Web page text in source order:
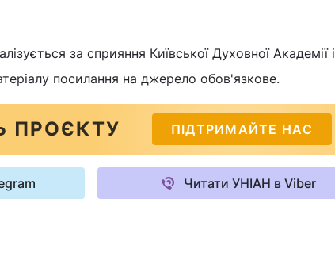
за сприяння Київської Духовної Академії і
посилання на джерело обов'язкове.
ПРОЄКТУ ПІДТРИМАЙТЕ НАС
Читати УНІАН в Viber